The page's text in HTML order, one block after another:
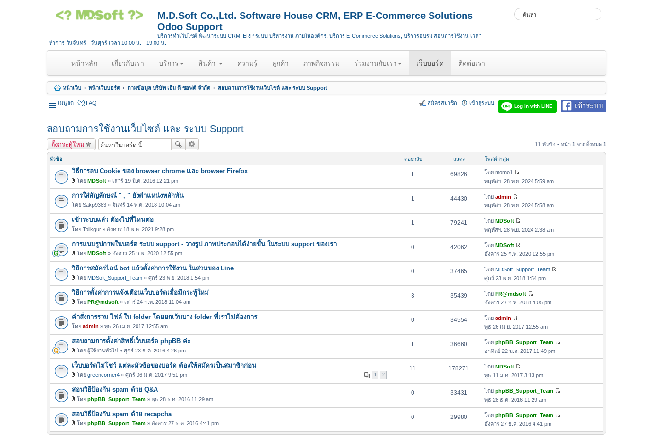
M.D.Soft Co.,Ltd. Software House CRM, ERP E-Commerce Solutions
Odoo Support
บริการทำเว็บไซต์ พัฒนาระบบ CRM, ERP ระบบ บริหารงาน ภายในองค์กร, บริการ E-Commerce Solutions, บริการอบรม สอนการใช้งาน เวลา
ทำการ วันจันทร์ - วันศุกร์ เวลา 10.00 น. - 19.00 น.
หน้าหลัก(
u
r
t
)
เกี่ยวกับเรา บริการ สินค้า ความรู้ ลูกค้า ภาพกิจกรรม ร่วมงานกับเรา เว็บบอร์ด ติดต่อเรา
หน้าเว็บ หน้าเว็บบอร์ด ถามข้อมูล บริษัท เอ็ม ดี ซอฟต์ จำกัด สอบถามการใช้งานเว็บไซต์ และ ระบบ Support
เมนูลัด เข้าระบบ
Log in with LINE
FAQ เข้าสู่ระบบ
สมัครสมาชิก
สอบถามการใช้งานเว็บไซต์ และ ระบบ Support
ตั้งกระทู้ใหม่ 11 หัวข้อ • หน้า 1 จากทั้งหมด 1
หัวข้อ ตอบกลับ แสดง โพสต์ล่าสุด
วิธีการลบ Cookie ของ browser chrome เเละ browser Firefox
ฟ
ล์
แ
น
บ
โดย MDSoft » เสาร์ 19 มี.ค. 2016 12:21 pm
1 69826 โดย momo1
ดู
ข้
ค
ว
า
ม
ล่
า
สุ
พฤหัสฯ. 28 พ.ย. 2024 5:59 am
การใส่สัญลักษณ์ " , " ยังตำแหน่งหลักพัน
โดย Sakp9383 » จันทร์ 14 พ.ค. 2018 10:04 am
1 44430 โดย admin
ดู
ข้
อ
ค
ว
า
ม
ล่
า
สุ
พฤหัสฯ. 28 พ.ย. 2024 5:58 am
เข้าระบบแล้ว ต้องไปที่ไหนต่อ
โดย Tolikgur » อังคาร 18 พ.ค. 2021 9:28 pm
1 79241 โดย MDSoft
ดู
ข้
ค
ว
า
ม
ล่
า
สุ
พฤหัสฯ. 28 พ.ย. 2024 2:38 am
การแนบรูปภาพในบอร์ด ระบบ support - วางรูป ภาพประกอบได้ง่ายขึ้น ในระบบ support ของเรา
ฟ
ล์
แ
น
บ
โดย MDSoft » อังคาร 25 ก.พ. 2020 12:55 pm
0 42062 โดย MDSoft
ดู
ข้
อ
ค
ว
า
ม
ล่
สุ
อังคาร 25 ก.พ. 2020 12:55 pm
วิธีการสมัครไลน์ bot แล้วตั้งค่าการใช้งาน ในส่วนของ Line
ฟ
ล์
แ
น
บ
โดย MDSoft_Support_Team » ศุกร์ 23 พ.ย. 2018 1:54 pm
0 37465 โดย MDSoft_Support_Team
ข้
ว
ล่
า
ศุกร์ 23 พ.ย. 2018 1:54 pm
วิธีการตั้งค่าการแจ้งเตือนเว็บบอร์ดเมื่อมีกระทู้ใหม่
ฟ
ล์
แ
น
บ
โดย PR@mdsoft » เสาร์ 24 ก.พ. 2018 11:04 am
3 35439 โดย PR@mdsoft
ดู
ข้
ค
ว
า
ม
ล่
สุ
อังคาร 27 ก.พ. 2018 4:05 pm
คำสั่งการรวม ไฟล์ ใน folder โดยยกเว้นบาง folder ที่เราไม่ต้องการ
โดย admin » พุธ 26 เม.ย. 2017 12:55 am
0 34554 โดย admin
ดู
ข้
อ
ค
ว
า
ม
ล่
า
สุ
พุธ 26 เม.ย. 2017 12:55 am
สอบถามการตั้งค่าสิทธิ์เว็บบอร์ด phpBB ค่ะ
ฟ
ล์
แ
น
บ
โดย ผู้ใช้งานทั่วไป » ศุกร์ 23 ธ.ค. 2016 4:26 pm
1 36660 โดย phpBB_Support_Team
ข้
ว
ล่
อาทิตย์ 22 ม.ค. 2017 11:49 pm
เว็บบอร์ดไม่โชว์ แต่ละหัวข้อของบอร์ด ต้องให้สมัครเป็นสมาชิกก่อน
1 2
ฟ
ล์
แ
น
บ
โดย greencorner4 » ศุกร์ 06 ม.ค. 2017 9:51 pm
11 178271 โดย MDSoft
ดู
ข้
อ
ค
ว
า
ม
พุธ 11 ม.ค. 2017 3:13 pm
สอนวิธีป้องกัน spam ด้วย Q&A
ฟ
ล์
แ
โดย phpBB_Support_Team » พุธ 28 ธ.ค. 2016 11:29 am
0 33431 โดย phpBB_Support_Team
ข้
ว
พุธ 28 ธ.ค. 2016 11:29 am
สอนวิธีป้องกัน spam ด้วย recapcha
โดย phpBB_Support_Team » อังคาร 27 ธ.ค. 2016 4:41 pm
0 29980 โดย phpBB_Support_Team
ข้
อังคาร 27 ธ.ค. 2016 4:41 pm